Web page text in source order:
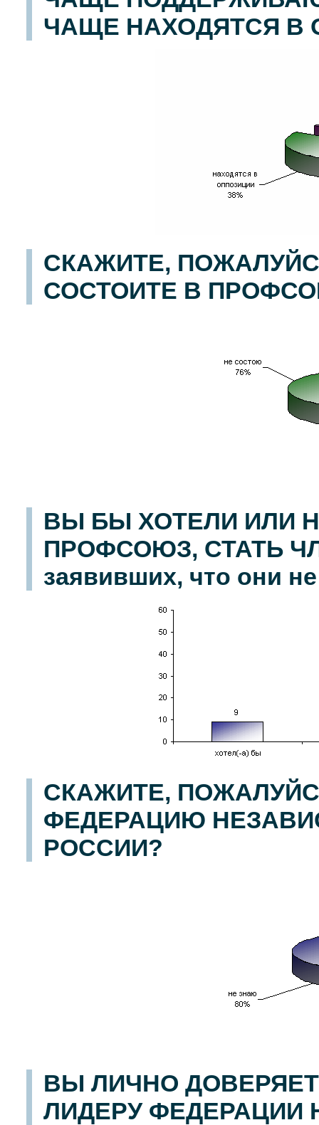
ЧАЩЕ НАХОДЯТСЯ В
СКАЖИТЕ,
СОСТОИТЕ В
ВЫ БЫ ХОТЕЛИ ИЛИ
ПРОФСОЮЗ, СТАТЬ
заявивших, что они
СКАЖИТЕ,
ФЕДЕРАЦИЮ
РОССИИ?
ВЫ ЛИЧНО
ЛИДЕРУ ФЕДЕРАЦИИ